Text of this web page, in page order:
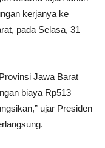
kerjanya ke
pada Selasa, 31
Jawa Barat
biaya Rp513
ujar Presiden